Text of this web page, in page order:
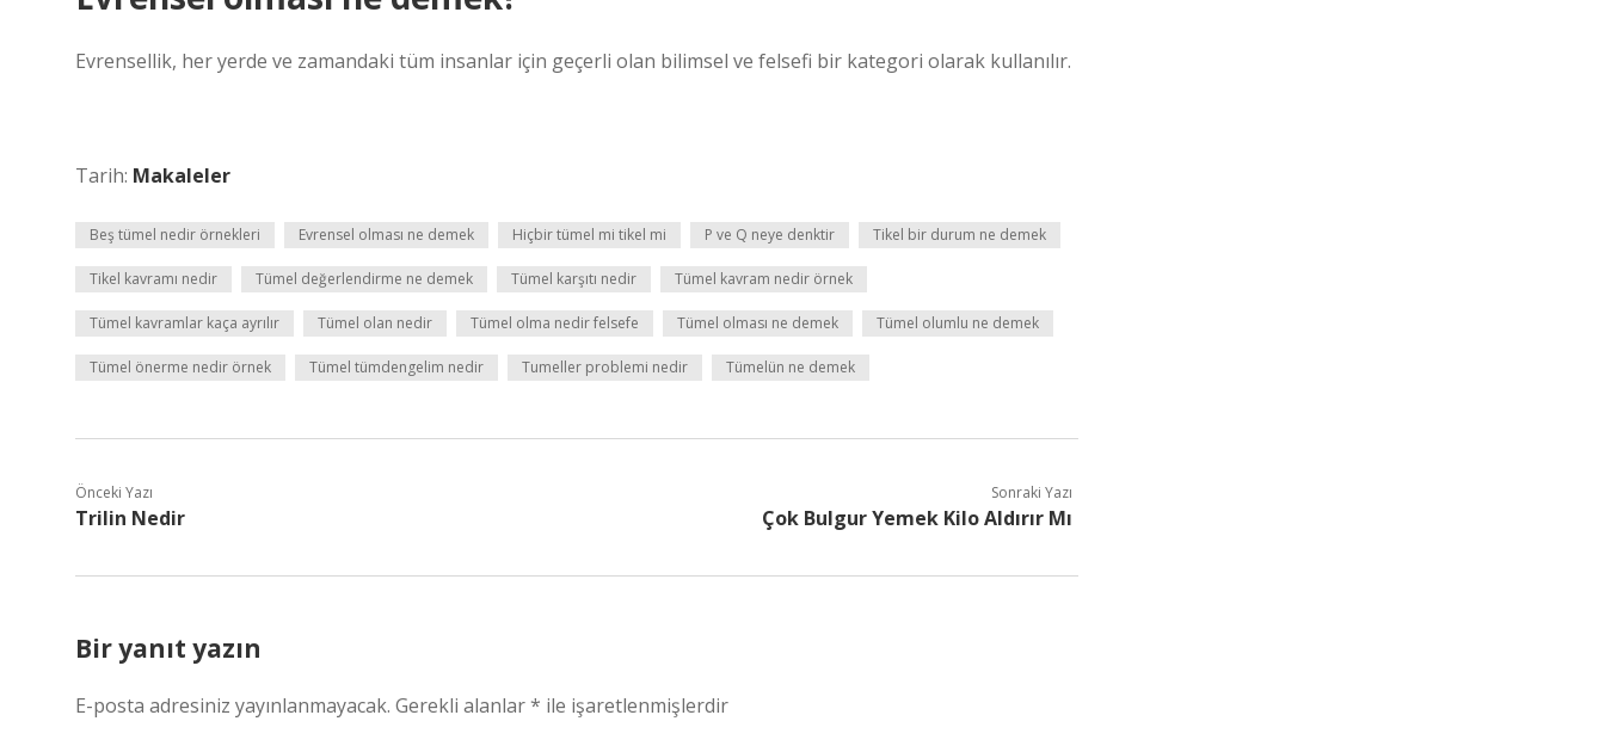
Evrensellik, her yerde ve zamandaki tüm insanlar için geçerli olan bilimsel ve felsefi bir kategori olarak kullanılır.
Tarih: Makaleler
Beş tümel nedir örnekleri Evrensel olması ne demek Hiçbir tümel mi tikel mi P ve Q neye denktir Tikel bir durum ne demek
Tikel kavramı nedir Tümel değerlendirme ne demek Tümel karşıtı nedir Tümel kavram nedir örnek
Tümel kavramlar kaça ayrılır Tümel olan nedir Tümel olma nedir felsefe Tümel olması ne demek Tümel olumlu ne demek
Tümel önerme nedir örnek Tümel tümdengelim nedir Tumeller problemi nedir Tümelün ne demek
Önceki Yazı
Trilin Nedir
Sonraki Yazı
Çok Bulgur Yemek Kilo Aldırır Mı
Bir yanıt yazın
E-posta adresiniz yayınlanmayacak. Gerekli alanlar* ile işaretlenmişlerdir